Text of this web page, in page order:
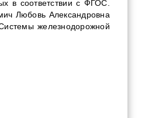
в соответствии с ФГОС.
Любовь Александровна
железнодорожной